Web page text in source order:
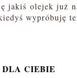
jakiś olejek już
wypróbuję
DLA CIEBIE